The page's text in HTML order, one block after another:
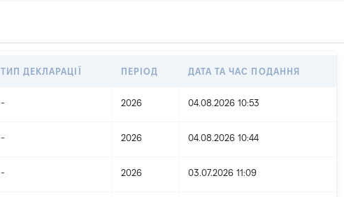
ТИП ДЕКЛАРАЦІЇ ПЕРІОД ДАТА ТА ЧАС ПОДАННЯ
- 2026 04.08.2026 10:53
- 2026 04.08.2026 10:44
- 2026 03.07.2026 11:09